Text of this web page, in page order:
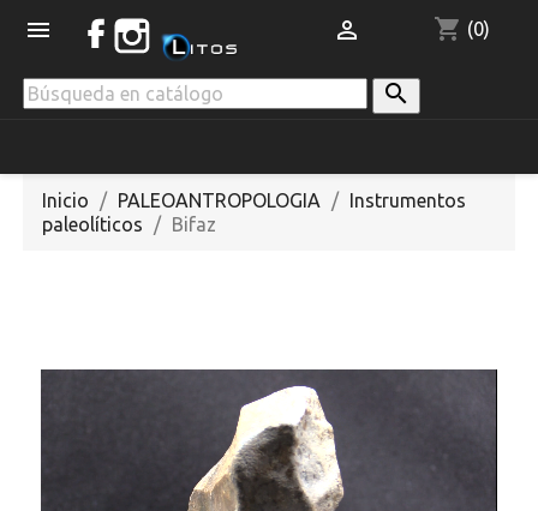
 shopping_cart (0)


Inicio PALEOANTROPOLOGIA
Instrumentos
paleolíticos
Bifaz